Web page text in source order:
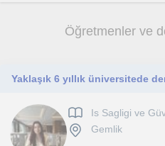
Öğretmenler ve
Is Sagligi ve
Gemlik